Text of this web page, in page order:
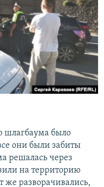
шлагбаума было
они были забиты
решалась через
на территорию
разворачивались,